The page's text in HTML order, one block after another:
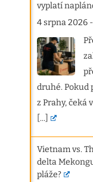
vyplatí
4 srpna 2026 -
druhé. Pokud
z Prahy, čeká
[...]
Vietnam vs.
delta
pláže?